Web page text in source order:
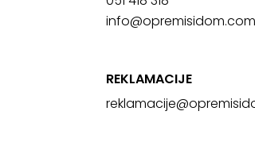
info@opremisidom.com
REKLAMACIJE
reklamacije@